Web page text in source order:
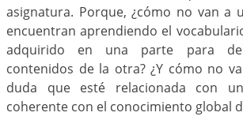
asignatura. Porque, ¿cómo no van a
encuentran aprendiendo el
adquirido en una parte para
contenidos de la otra? ¿Y cómo no
duda que esté relacionada con
coherente con el conocimiento global